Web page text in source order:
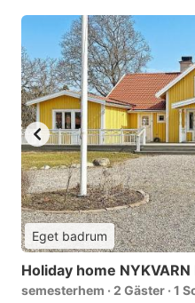
Eget badrum
Holiday home NYKVARN
semesterhem · 2 Gäster · 1